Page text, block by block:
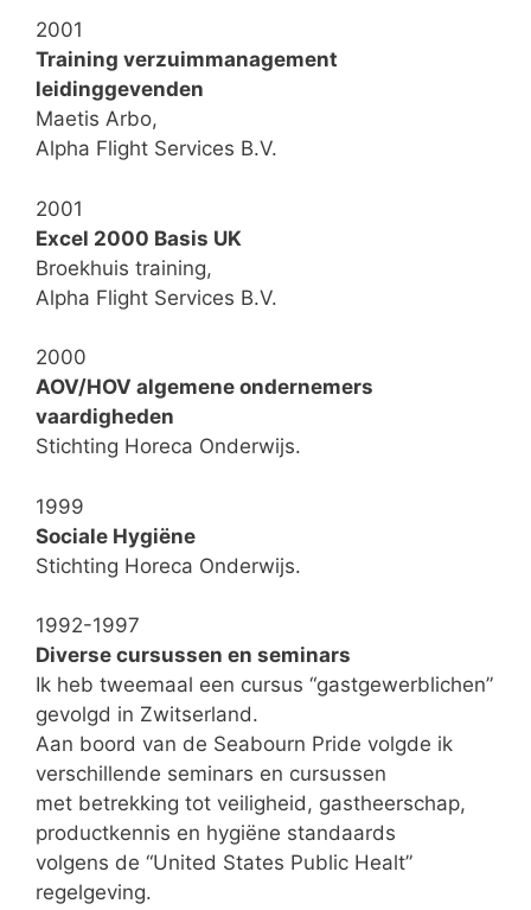
2001
Training verzuimmanagement
leidinggevenden
Maetis Arbo,
Alpha Flight Services B.V.
2001
Excel 2000 Basis UK
Broekhuis training,
Alpha Flight Services B.V.
2000
AOV/HOV algemene ondernemers
vaardigheden
Stichting Horeca Onderwijs.
1999
Sociale Hygiëne
Stichting Horeca Onderwijs.
1992-1997
Diverse cursussen en seminars
Ik heb tweemaal een cursus “gastgewerblichen”
gevolgd in Zwitserland.
Aan boord van de Seabourn Pride volgde ik
verschillende seminars en cursussen
met betrekking tot veiligheid, gastheerschap,
productkennis en hygiëne standaards
volgens de “United States Public Healt”
regelgeving.